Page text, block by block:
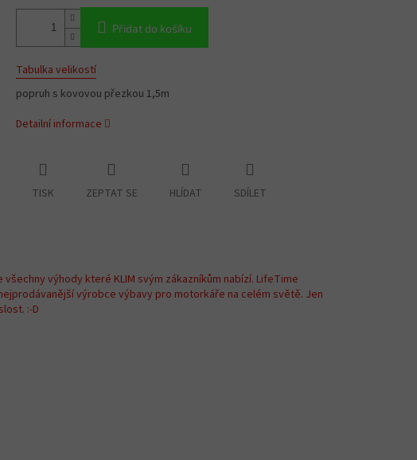
Přidat do košíku
Tabulka velikostí
popruh s kovovou přezkou 1,5m
Detailní informace
TISK ZEPTAT SE HLÍDAT SDÍLET
výhody které KLIM svým zákazníkům nabízí. LifeTime
výrobce výbavy pro motorkáře na celém světě. Jen
:-D